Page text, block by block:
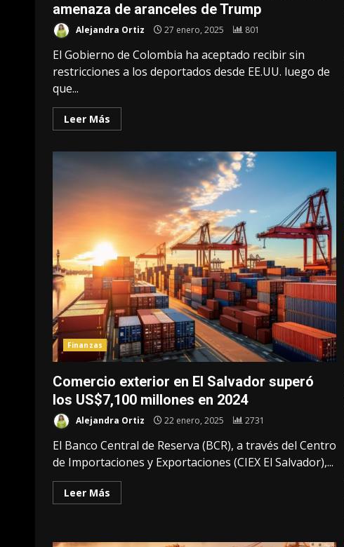
amenaza de aranceles de Trump
Alejandra Ortiz 27 enero, 2025 801
El Gobierno de Colombia ha aceptado recibir sin
restricciones a los deportados desde EE.UU. luego de
que...
Leer Más
Finanzas
Comercio exterior en El Salvador superó
los US$7,100 millones en 2024
Alejandra Ortiz 22 enero, 2025 2731
El Banco Central de Reserva (BCR), a través del Centro
de Importaciones y Exportaciones (CIEX El Salvador),...
Leer Más